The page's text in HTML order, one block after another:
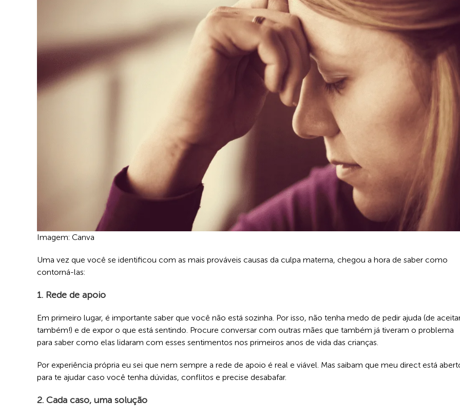
Imagem: Canva
Uma vez que você se identificou com as mais prováveis causas da culpa materna, chegou a hora de saber como
contorná-las:
1. Rede de apoio
Em primeiro lugar, é importante saber que você não está sozinha. Por isso, não tenha medo de pedir ajuda (de
também!) e de expor o que está sentindo. Procure conversar com outras mães que também já tiveram o problema
para saber como elas lidaram com esses sentimentos nos primeiros anos de vida das crianças.
Por experiência própria eu sei que nem sempre a rede de apoio é real e viável. Mas saibam que meu direct está
para te ajudar caso você tenha dúvidas, conflitos e precise desabafar.
2. Cada caso, uma solução